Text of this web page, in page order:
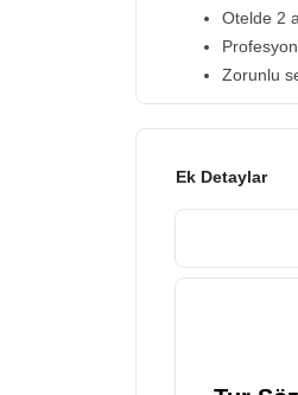
Otelde 2
Zorunlu
Ek Detaylar